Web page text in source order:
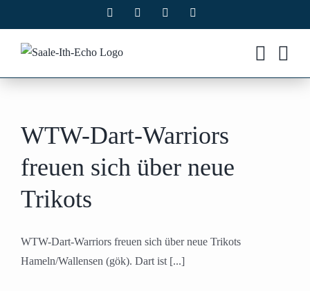
Inhalt
springen
Facebook Instagram
WTW-Dart-Warriors
freuen sich über neue
Trikots
WTW-Dart-Warriors freuen sich über neue Trikots
Hameln/Wallensen (gök). Dart ist [...]